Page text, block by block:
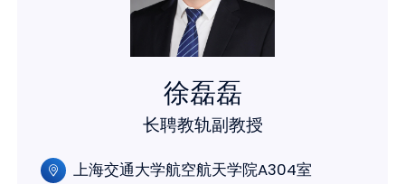
徐磊磊
长聘教轨副教授
上海交通大学航空航天学院A304室